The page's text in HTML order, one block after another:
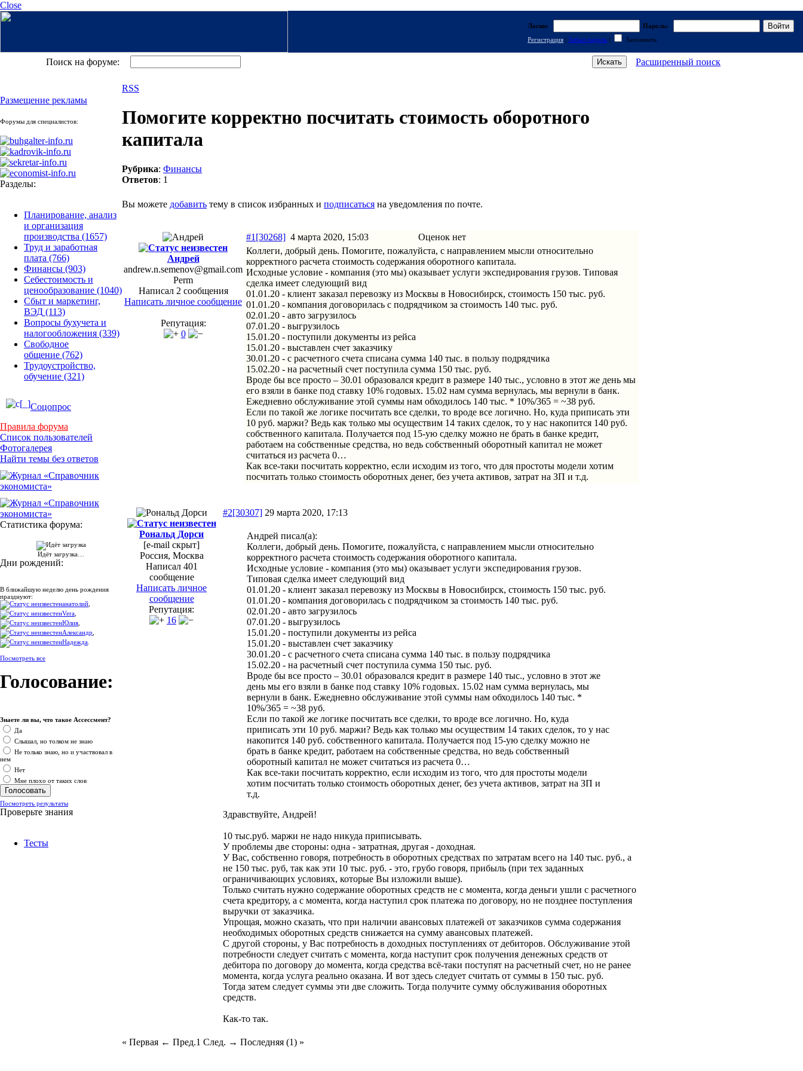
Close
Логин:
Пароль:
Регистрация | Забыл пароль | Запомнить
Поиск на форуме: Расширенный поиск
Размещение рекламы
Форумы для специалистов:
Разделы:
Планирование, анализ
и организация
производства (1657)
Труд и заработная
плата (766)
Финансы (903)
Себестоимость и
ценообразование (1040)
Сбыт и маркетинг,
ВЭД (113)
Вопросы бухучета и
налогообложения (339)
Свободное
общение (762)
Трудоустройство,
обучение (321)
Соцопрос
Правила форума
Список пользователей
Фотогалерея
Найти темы без ответов
Статистика форума:
Идёт загрузка…
Дни рождений:
В ближайшую неделю день рождения
празднуют:
анатолий
Vera
Юлия
Александр
Надежда
Посмотреть все
Голосование:
Знаете ли вы, что такое Ассессмент?
Да
Слышал, но толком не знаю
Не только знаю, но и участвовал в
нем
Нет
Мне плохо от таких слов
Посмотреть результаты
Проверьте знания
Тесты
RSS
Помогите корректно посчитать стоимость оборотного
капитала
Рубрика: Финансы
Ответов: 1
Вы можете добавить тему в список избранных и подписаться на уведомления по почте.
Андрей
andrew.n.semenov@gmail.com
Perm
Написал 2 сообщения
Написать личное сообщение
Репутация:
0
#1[30268] 4 марта 2020, 15:03
Оценок нет
Коллеги, добрый день. Помогите, пожалуйста, с направлением мысли относительно
корректного расчета стоимость содержания оборотного капитала.
Исходные условие - компания (это мы) оказывает услуги экспедирования грузов. Типовая
сделка имеет следующий вид
01.01.20 - клиент заказал перевозку из Москвы в Новосибирск, стоимость 150 тыс. руб.
01.01.20 - компания договорилась с подрядчиком за стоимость 140 тыс. руб.
02.01.20 - авто загрузилось
07.01.20 - выгрузилось
15.01.20 - поступили документы из рейса
15.01.20 - выставлен счет заказчику
30.01.20 - с расчетного счета списана сумма 140 тыс. в пользу подрядчика
15.02.20 - на расчетный счет поступила сумма 150 тыс. руб.
Вроде бы все просто – 30.01 образовался кредит в размере 140 тыс., условно в этот же день мы
его взяли в банке под ставку 10% годовых. 15.02 нам сумма вернулась, мы вернули в банк.
Ежедневно обслуживание этой суммы нам обходилось 140 тыс. * 10%/365 = ~38 руб.
Если по такой же логике посчитать все сделки, то вроде все логично. Но, куда приписать эти
10 руб. маржи? Ведь как только мы осуществим 14 таких сделок, то у нас накопится 140 руб.
собственного капитала. Получается под 15-ую сделку можно не брать в банке кредит,
работаем на собственные средства, но ведь собственный оборотный капитал не может
считаться из расчета 0…
Как все-таки посчитать корректно, если исходим из того, что для простоты модели хотим
посчитать только стоимость оборотных денег, без учета активов, затрат на ЗП и т.д.
Рональд Дорси
[e-mail скрыт]
Россия, Москва
Написал 401
сообщение
Написать личное
сообщение
Репутация:
16
#2[30307] 29 марта 2020, 17:13
Андрей писал(а):
Коллеги, добрый день. Помогите, пожалуйста, с направлением мысли относительно
корректного расчета стоимость содержания оборотного капитала.
Исходные условие - компания (это мы) оказывает услуги экспедирования грузов.
Типовая сделка имеет следующий вид
01.01.20 - клиент заказал перевозку из Москвы в Новосибирск, стоимость 150 тыс. руб.
01.01.20 - компания договорилась с подрядчиком за стоимость 140 тыс. руб.
02.01.20 - авто загрузилось
07.01.20 - выгрузилось
15.01.20 - поступили документы из рейса
15.01.20 - выставлен счет заказчику
30.01.20 - с расчетного счета списана сумма 140 тыс. в пользу подрядчика
15.02.20 - на расчетный счет поступила сумма 150 тыс. руб.
Вроде бы все просто – 30.01 образовался кредит в размере 140 тыс., условно в этот же
день мы его взяли в банке под ставку 10% годовых. 15.02 нам сумма вернулась, мы
вернули в банк. Ежедневно обслуживание этой суммы нам обходилось 140 тыс. *
10%/365 = ~38 руб.
Если по такой же логике посчитать все сделки, то вроде все логично. Но, куда
приписать эти 10 руб. маржи? Ведь как только мы осуществим 14 таких сделок, то у нас
накопится 140 руб. собственного капитала. Получается под 15-ую сделку можно не
брать в банке кредит, работаем на собственные средства, но ведь собственный
оборотный капитал не может считаться из расчета 0…
Как все-таки посчитать корректно, если исходим из того, что для простоты модели
хотим посчитать только стоимость оборотных денег, без учета активов, затрат на ЗП и
т.д.
Здравствуйте, Андрей!
10 тыс.руб. маржи не надо никуда приписывать.
У проблемы две стороны: одна - затратная, другая - доходная.
У Вас, собственно говоря, потребность в оборотных средствах по затратам всего на 140 тыс. руб., а
не 150 тыс. руб, так как эти 10 тыс. руб. - это, грубо говоря, прибыль (при тех заданных
ограничивающих условиях, которые Вы изложили выше).
Только считать нужно содержание оборотных средств не с момента, когда деньги ушли с расчетного
счета кредитору, а с момента, когда наступил срок платежа по договору, но не позднее поступления
выручки от заказчика.
Упрощая, можно сказать, что при наличии авансовых платежей от заказчиков сумма содержания
необходимых оборотных средств снижается на сумму авансовых платежей.
С другой стороны, у Вас потребность в доходных поступлениях от дебиторов. Обслуживание этой
потребности следует считать с момента, когда наступит срок получения денежных средств от
дебитора по договору до момента, когда средства всё-таки поступят на расчетный счет, но не ранее
момента, когда услуга реально оказана. И вот здесь следует считать от суммы в 150 тыс. руб.
Тогда затем следует суммы эти две сложить. Тогда получите сумму обслуживания оборотных
средств.
Как-то так.
« Первая ← Пред.1 След. → Последняя (1) »